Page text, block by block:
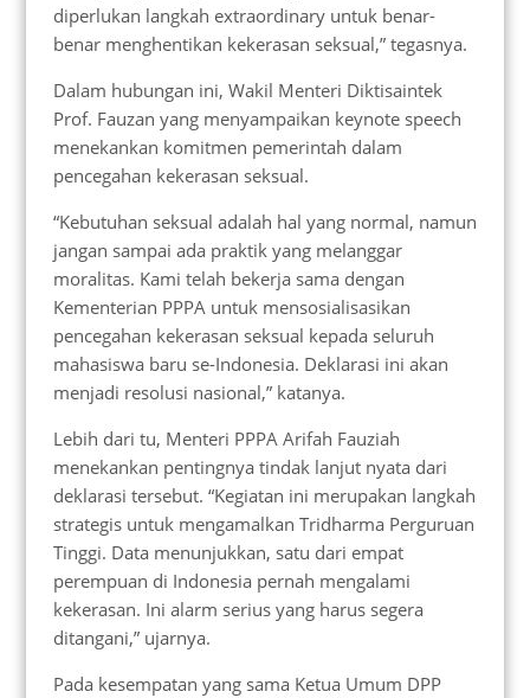
diperlukan langkah extraordinary untuk benar-
benar menghentikan kekerasan seksual,” tegasnya.
Dalam hubungan ini, Wakil Menteri Diktisaintek
Prof. Fauzan yang menyampaikan keynote speech
menekankan komitmen pemerintah dalam
pencegahan kekerasan seksual.
“Kebutuhan seksual adalah hal yang normal, namun
jangan sampai ada praktik yang melanggar
moralitas. Kami telah bekerja sama dengan
Kementerian PPPA untuk mensosialisasikan
pencegahan kekerasan seksual kepada seluruh
mahasiswa baru se-Indonesia. Deklarasi ini akan
menjadi resolusi nasional,” katanya.
Lebih dari tu, Menteri PPPA Arifah Fauziah
menekankan pentingnya tindak lanjut nyata dari
deklarasi tersebut. “Kegiatan ini merupakan langkah
strategis untuk mengamalkan Tridharma Perguruan
Tinggi. Data menunjukkan, satu dari empat
perempuan di Indonesia pernah mengalami
kekerasan. Ini alarm serius yang harus segera
ditangani,” ujarnya.
Pada kesempatan yang sama Ketua Umum DPP